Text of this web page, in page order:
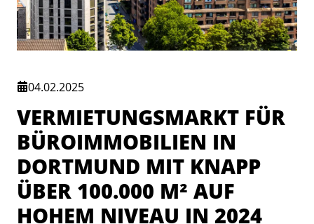
04.02.2025
VERMIETUNGSMARKT FÜR
BÜROIMMOBILIEN IN
DORTMUND MIT KNAPP
ÜBER 100.000 M² AUF
HOHEM NIVEAU IN 2024